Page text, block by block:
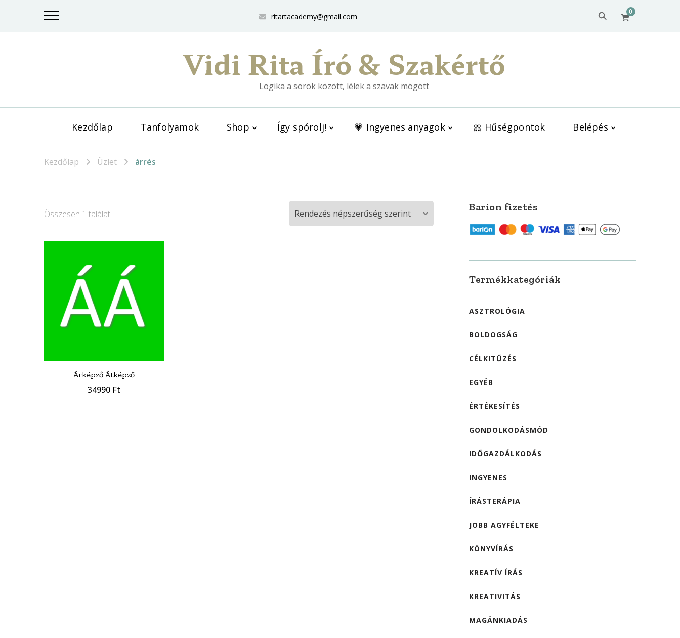
ritartacademy@gmail.com
0
Vidi Rita Író & Szakértő
Logika a sorok között, lélek a szavak mögött
Kezdőlap Tanfolyamok Shop Így spórolj! 💗 Ingyenes anyagok 🎀 Hűségpontok Belépés
Kezdőlap Üzlet árrés
Összesen 1 találat
Árképző Átképző
34990 Ft
Barion fizetés
Termékkategóriák
ASZTROLÓGIA
BOLDOGSÁG
CÉLKITŰZÉS
EGYÉB
ÉRTÉKESÍTÉS
GONDOLKODÁSMÓD
IDŐGAZDÁLKODÁS
INGYENES
ÍRÁSTERÁPIA
JOBB AGYFÉLTEKE
KÖNYVÍRÁS
KREATÍV ÍRÁS
KREATIVITÁS
MAGÁNKIADÁS